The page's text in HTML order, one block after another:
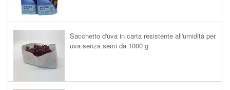
Sacchetto d'uva in carta resistente all'umidità per
uva senza semi da 1000 g